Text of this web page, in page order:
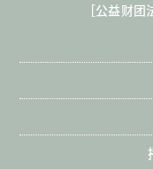
［公益财